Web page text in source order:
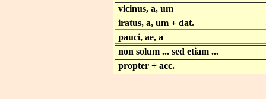
vicinus, a, um
iratus, a, um + dat.
pauci, ae, a
non solum ... sed etiam ...
propter + acc.